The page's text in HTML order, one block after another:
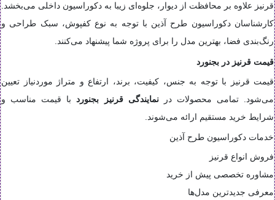
قرنیز علاوه بر محافظت از دیوار، جلوه‌ای زیبا به دکوراسیون داخلی می‌بخشد.
کارشناسان دکوراسیون طرح آذین با توجه به نوع کفپوش، سبک طراحی و
رنگ‌بندی فضا، بهترین مدل را برای پروژه شما پیشنهاد می‌کنند.
قیمت قرنیز در بجنورد
قیمت قرنیز با توجه به جنس، کیفیت، برند، ارتفاع و متراژ موردنیاز تعیین
می‌شود. تمامی محصولات درنمایندگی قرنیز بجنوردبا قیمت مناسب و
شرایط خرید مستقیم ارائه می‌شوند.
خدمات دکوراسیون طرح آذین
فروش انواع قرنیز
مشاوره تخصصی پیش از خرید
معرفی جدیدترین مدل‌ها